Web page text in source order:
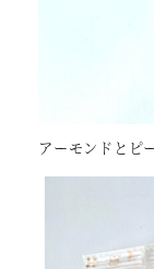
アーモンドとピ